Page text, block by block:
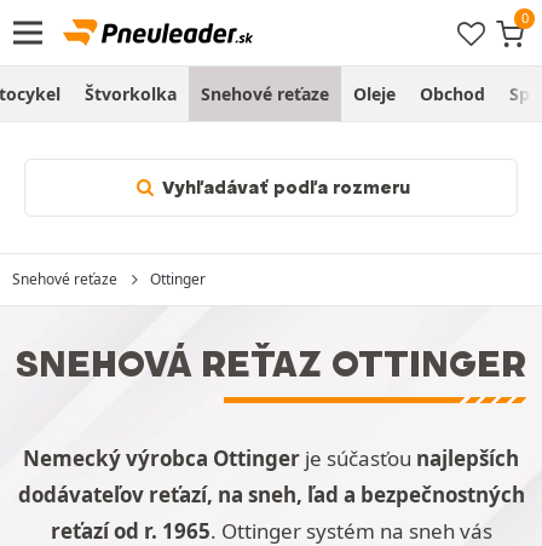
Štvorkolka Snehové reťaze Oleje Obchod
Vyhľadávať podľa rozmeru
Snehové reťaze Ottinger
SNEHOVÁ REŤAZ OTTINGER
Nemecký výrobca Ottinger je súčasťou najlepších
dodávateľov reťazí, na sneh, ľad a bezpečnostných
reťazí od r. 1965. Ottinger systém na sneh vás